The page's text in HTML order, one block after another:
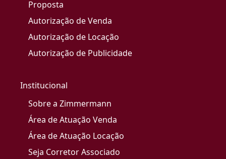
Proposta
Autorização de Venda
Autorização de Locação
Autorização de Publicidade
Institucional
Sobre a Zimmermann
Área de Atuação Venda
Área de Atuação Locação
Seja Corretor Associado